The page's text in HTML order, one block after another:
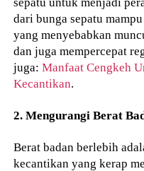
dari bunga sepatu
yang menyebabkan
dan juga mempercepat
juga:Manfaat Cengkeh
Kecantikan.
2. Mengurangi Berat
Berat badan berlebih
kecantikan yang kerap